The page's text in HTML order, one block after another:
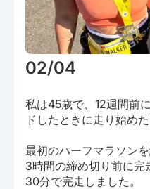
02/04
私は45歳で、12週間前
ドしたときに走り始めた
最初のハーフマラソン
3時間の締め切り前に
30分で完走しました。